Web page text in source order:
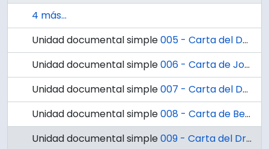
4 más...
Unidad documental simple005 - Carta del Doctor Ignacio González al Dr. Benjamin Horning
Unidad documental simple006 - Carta de Jorge Eyzaguirre V. , Jefe del Departamento Central de Compras del Servicio Nacional de Salud al Dr. Ignacio González G.
Unidad documental simple007 - Carta del Dr. Ignacio González G. al Señor Jorge Eyzaguirre V. Jefe del Departamento de Compras del Servicio Nacional de Salud.
Unidad documental simple008 - Carta de Benjamin G. Horning al Dr. Ignacio González G.
Unidad documental simple009 - Carta del Dr. Ignacio González Ginouvés al Dr. Luis Vargas F.